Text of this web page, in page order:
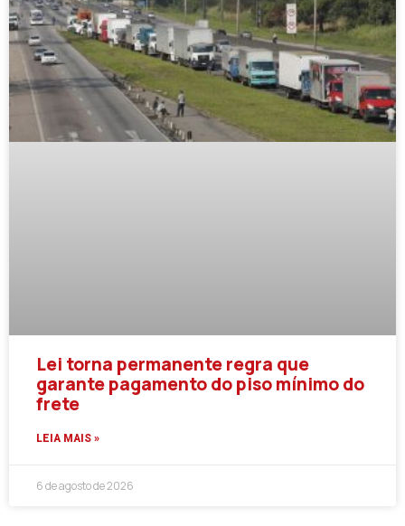
Lei torna permanente regra que
garante pagamento do piso mínimo do
frete
LEIA MAIS »
6 de agosto de 2026